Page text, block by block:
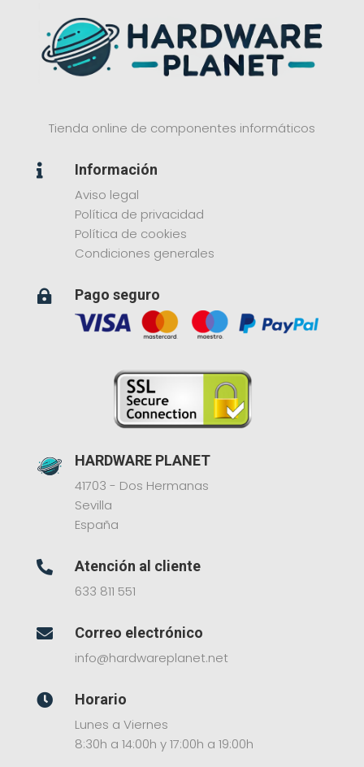
Tienda online de componentes informáticos

Información
Aviso legal
Política de privacidad
Política de cookies
Condiciones generales
 Pago seguro
HARDWARE PLANET
41703 - Dos Hermanas
Sevilla
España

Atención al cliente
633 811 551

Correo electrónico
info@hardwareplanet.net

Horario
Lunes a Viernes
8:30h a 14:00h y 17:00h a 19:00h